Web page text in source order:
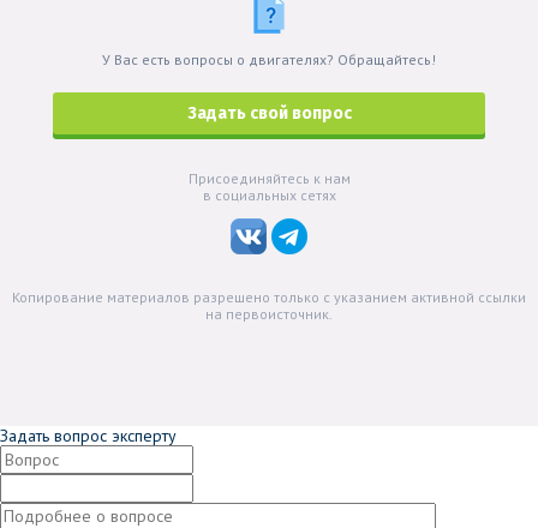
У Вас есть вопросы о двигателях? Обращайтесь!
Задать свой вопрос
Присоединяйтесь к нам
в социальных сетях
Копирование материалов разрешено только с указанием активной ссылки
на первоисточник.
Задать вопрос эксперту